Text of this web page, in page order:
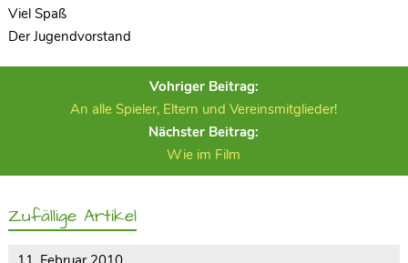
Viel Spaß
Der Jugendvorstand
Vohriger Beitrag:
An alle Spieler, Eltern und Vereinsmitglieder!
Nächster Beitrag:
Wie im Film
Zufällige Artikel